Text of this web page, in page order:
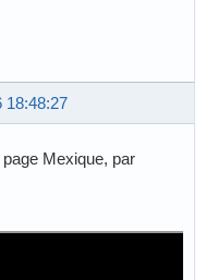
18:48:27
Mexique, par